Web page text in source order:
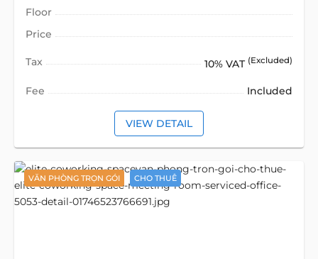
Floor
Price
Tax 10% VAT (Excluded)
Fee Included
VIEW DETAIL
VĂN PHÒNG TRỌN GÓI CHO THUÊ